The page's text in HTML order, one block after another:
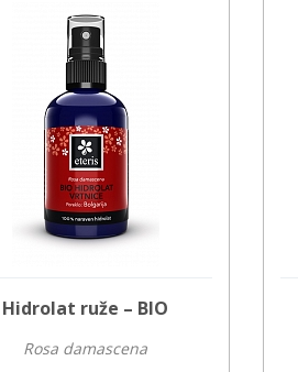
Hidrolat ruže – BIO
Rosa damascena